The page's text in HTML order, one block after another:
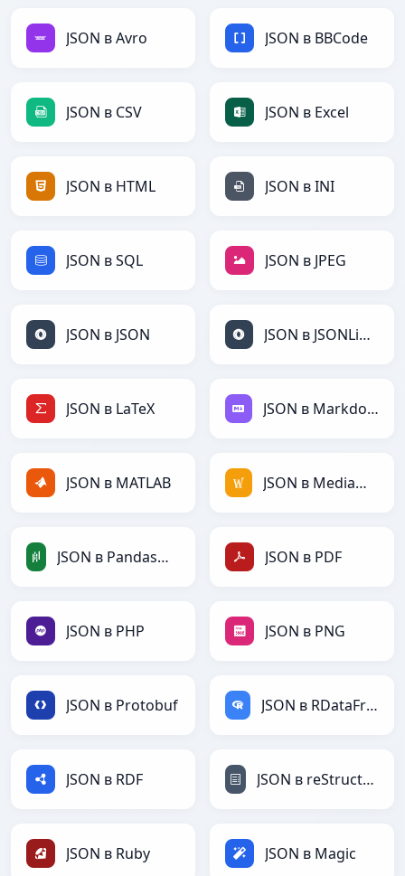
JSON в Avro JSON в BBCode
JSON в CSV JSON в Excel
JSON в HTML JSON в INI
JSON в SQL JSON в JPEG
JSON в JSON JSON в JSONLines
JSON в LaTeX JSON в Markdown
JSON в MATLAB JSON в MediaWiki
JSON в PandasDataFrame JSON в PDF
JSON в PHP JSON в PNG
JSON в Protobuf JSON в RDataFrame
JSON в RDF JSON в reStructuredText
JSON в Ruby JSON в Magic